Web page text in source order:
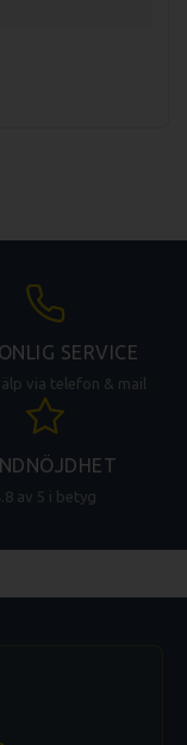
SERVICE
via telefon & mail
av 5 i betyg